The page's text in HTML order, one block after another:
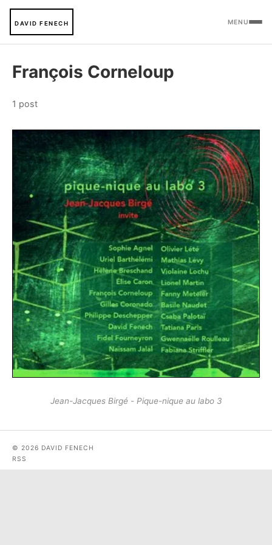
DAVID FENECH MENU
François Corneloup
1 post
Jean-Jacques Birgé - Pique​-​nique au labo 3
© 2026 DAVID FENECH
RSS